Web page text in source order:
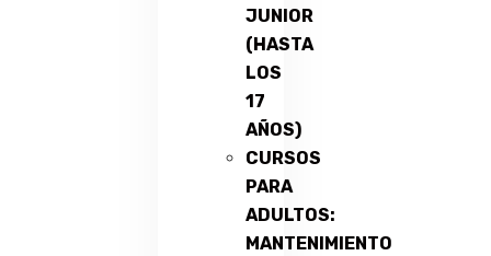
JUNIOR
(HASTA
LOS
17
AÑOS)
CURSOS
PARA
ADULTOS:
MANTENIMIENTO